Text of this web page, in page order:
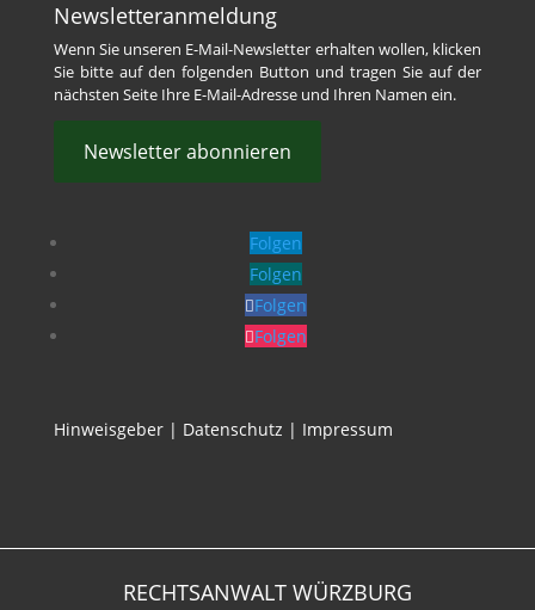
Newsletteranmeldung
Wenn Sie unseren E-Mail-Newsletter erhalten wollen, klicken
Sie bitte auf den folgenden Button und tragen Sie auf der
nächsten Seite Ihre E-Mail-Adresse und Ihren Namen ein.
Newsletter abonnieren
Folgen
Folgen
Folgen
Folgen
Hinweisgeber| Datenschutz | Impressum
RECHTSANWALT WÜRZBURG